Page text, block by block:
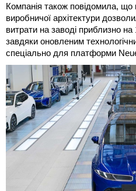
Компанія також повідомила, що
виробничої архітектури
витрати на заводі приблизно
завдяки оновленим
спеціально для платформи